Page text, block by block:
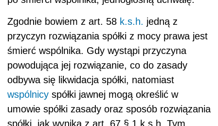
Zgodnie bowiem z art. 58 k.s.h. jedną z
przyczyn rozwiązania spółki z mocy prawa jest
śmierć wspólnika. Gdy wystąpi przyczyna
powodująca jej rozwiązanie, co do zasady
odbywa się likwidacja spółki, natomiast
wspólnicy spółki jawnej mogą określić w
umowie spółki zasady oraz sposób rozwiązania
spółki, jak wynika z art. 67 § 1 k.s.h. Tym